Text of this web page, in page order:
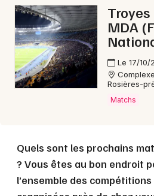
Troyes
MDA
Le 17/10/
Rosières-
Matchs
Quels sont les prochains
? Vous êtes au bon endroit
l’ensemble des